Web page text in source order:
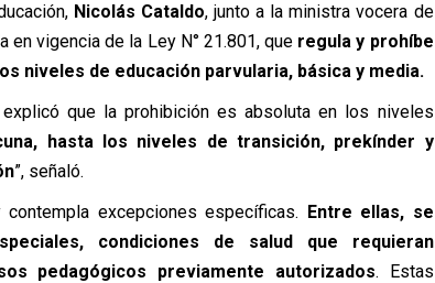
Nicolás Cataldo, junto a la ministra vocera de
en vigencia de la Ley N° 21.801, que regula y prohíbe
niveles de educación parvularia, básica y media.
que la prohibición es absoluta en los niveles
hasta los niveles de transición, prekínder y
”, señaló.
excepciones específicas. Entre ellas, se
condiciones de salud que requieran
pedagógicos previamente autorizados. Estas